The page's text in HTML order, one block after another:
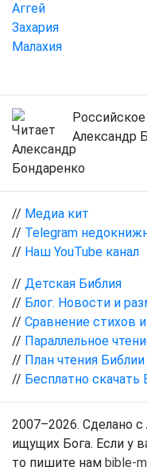
Аггей
Захария
Малахия
Александр
// Медиа кит
// Telegram
// Наш YouTube канал
// Детская Библия
// Блог. Новости и
// Сравнение стихов
// Параллельное
// План чтения
// Бесплатно
2007–2026. Сделано
ищущих Бога. Если у
то пишите нам bible-